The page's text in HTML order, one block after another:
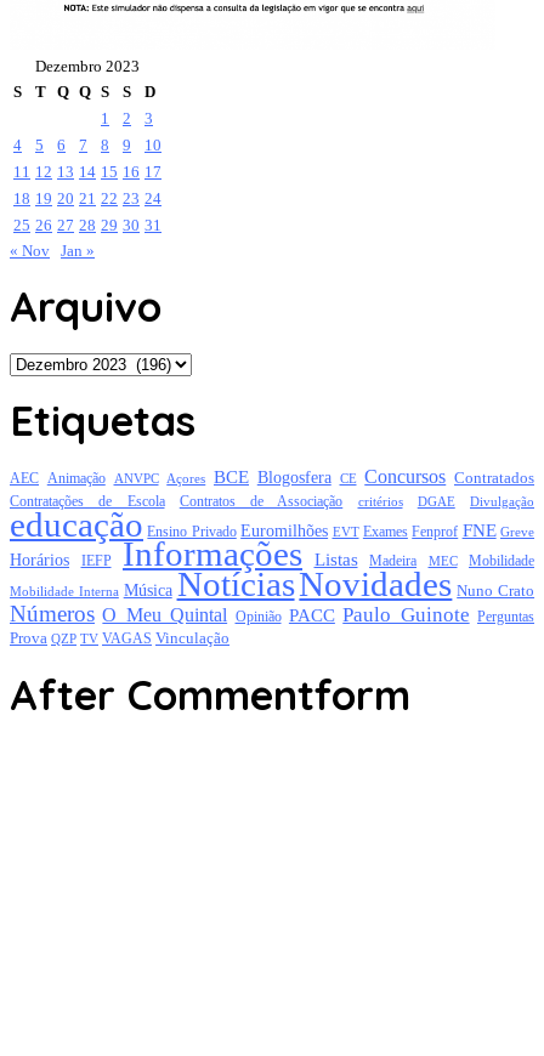
Dezembro 2023
S
T Q Q S S
D
1
2
3
4
5 6 7 8 9
10
11 12 13 14 15 16 17
18 19 20 21 22 23 24
25 26 27 28 29 30 31
« Nov Jan »
Arquivo
Arquivo
Etiquetas
AEC Animação ANVPC Açores BCE Blogosfera CE Concursos Contratados
Contratações de Escola Contratos de Associação critérios DGAE Divulgação
educação Ensino Privado Euromilhões EVT Exames Fenprof FNE Greve
Horários IEFP Informações Listas Madeira MEC Mobilidade
Mobilidade Interna Música NotíciasNovidades Nuno Crato
Números O Meu Quintal Opinião PACC Paulo Guinote Perguntas
Prova QZP TV VAGAS Vinculação
After Commentform